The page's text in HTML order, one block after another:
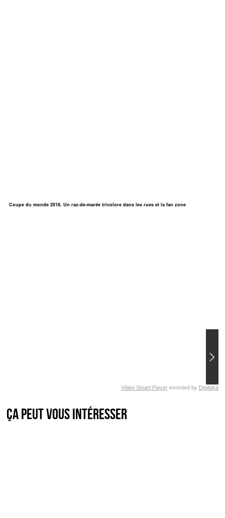
Coupe du monde 2018. Un raz-de-marée tricolore dans les rues et la fan zone
Video Smart Playerinvented by Digiteka
Ça peut vous intéresser